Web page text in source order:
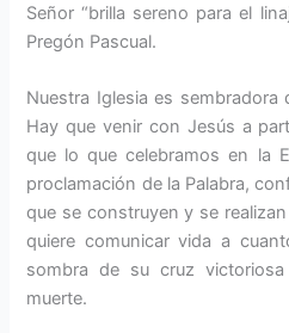
Señor “brilla sereno para el
Pregón Pascual.
Nuestra Iglesia es sembradora
Hay que venir con Jesús a
que lo que celebramos en la
proclamación de la Palabra,
que se construyen y se
quiere comunicar vida a
sombra de su cruz
muerte.